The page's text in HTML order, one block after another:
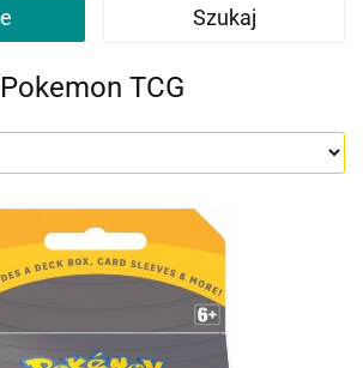
Zgody cookies
Szukaj
TCG